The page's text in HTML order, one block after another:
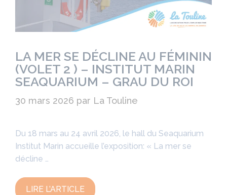
LA MER SE DÉCLINE AU FÉMININ
(VOLET 2 ) – INSTITUT MARIN
SEAQUARIUM – GRAU DU ROI
30 mars 2026 par La Touline
Du 18 mars au 24 avril 2026, le hall du Seaquarium
Institut Marin accueille l’exposition: « La mer se
décline …
LIRE L’ARTICLE